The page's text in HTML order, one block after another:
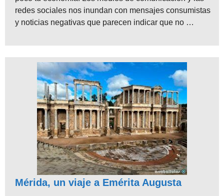
redes sociales nos inundan con mensajes consumistas
y noticias negativas que parecen indicar que no …
Mérida, un viaje a Emérita Augusta